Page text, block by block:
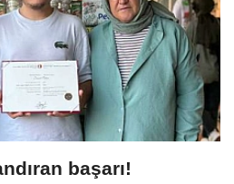
başarı!